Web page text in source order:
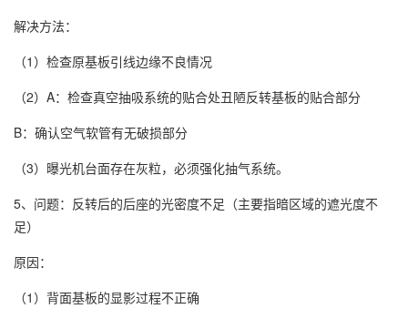
解决方法：
（1）检查原基板引线边缘不良情况
（2）A：检查真空抽吸系统的贴合处丑陋反转基板的贴合部分
B：确认空气软管有无破损部分
（3）曝光机台面存在灰粒，必须强化抽气系统。
5、问题：反转后的后座的光密度不足（主要指暗区域的遮光度不
足）
原因：
（1）背面基板的显影过程不正确